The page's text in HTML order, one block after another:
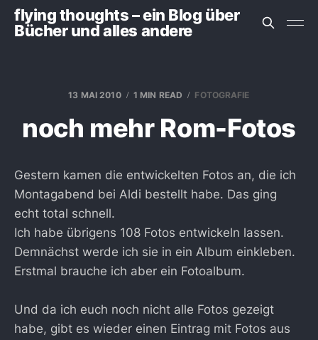
flying thoughts – ein Blog über
Bücher und alles andere
13 MAI 2010 1 MIN READ FOTOGRAFIE
noch mehr Rom-Fotos
Gestern kamen die entwickelten Fotos an, die ich
Montagabend bei Aldi bestellt habe. Das ging
echt total schnell.
Ich habe übrigens 108 Fotos entwickeln lassen.
Demnächst werde ich sie in ein Album einkleben.
Erstmal brauche ich aber ein Fotoalbum.
Und da ich euch noch nicht alle Fotos gezeigt
habe, gibt es wieder einen Eintrag mit Fotos aus